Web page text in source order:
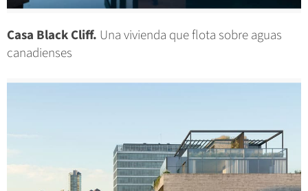
Casa Black Cliff. Una vivienda que flota sobre aguas
canadienses